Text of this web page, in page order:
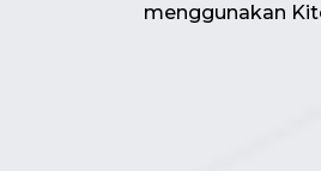
menggunakan